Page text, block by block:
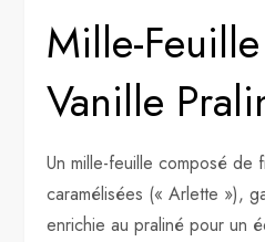
Mille-
Vanille
Un mille-feuille composé de
caramélisées (« Arlette »),
enrichie au praliné pour un